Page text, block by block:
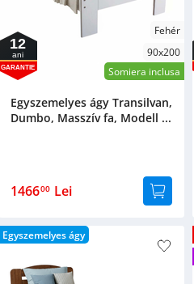
Fehér
90x200
Somiera inclusa
12
ani
GARANTIE
Egyszemelyes ágy Transilvan,
Dumbo, Masszív fa, Modell ...
146600 Lei
Egyszemelyes ágy